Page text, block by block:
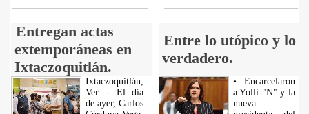
Entregan actas
extemporáneas en
Ixtaczoquitlán.
Entre lo utópico y lo
verdadero.
Ixtaczoquitlán,
Ver. - El día
de ayer, Carlos
• Encarcelaron
a Yolli "N" y la
nueva